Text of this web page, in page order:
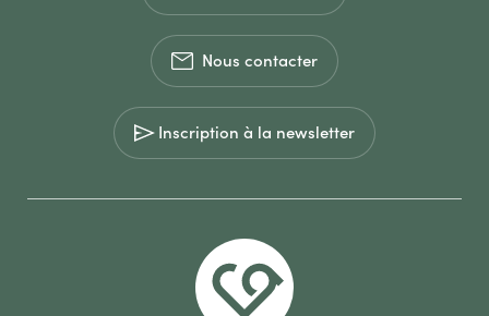
Nous contacter
Inscription à la newsletter